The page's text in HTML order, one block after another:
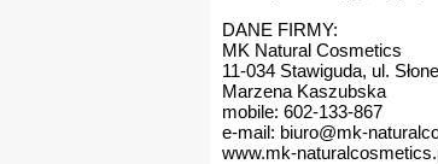
DANE FIRMY:
MK Natural Cosmetics
11-034 Stawiguda, ul.
Marzena Kaszubska
mobile: 602-133-867
e-mail: biuro@mk-
www.mk-